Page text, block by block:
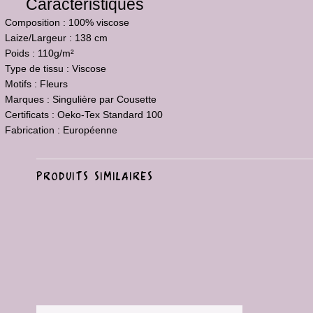
Caractéristiques
Composition : 100% viscose
Laize/Largeur : 138 cm
Poids : 110g/m²
Type de tissu : Viscose
Motifs : Fleurs
Marques : Singulière par Cousette
Certificats : Oeko-Tex Standard 100
Fabrication : Européenne
PRODUITS SIMILAIRES